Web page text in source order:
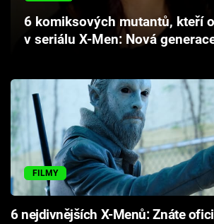
Pořady
Sledujte prima+
Přihlášení
Sledujte nás
6 komiksových mutantů, kteří
v seriálu X-Men: Nová
FILMY
6 nejdivnějších X-Menů: Znáte